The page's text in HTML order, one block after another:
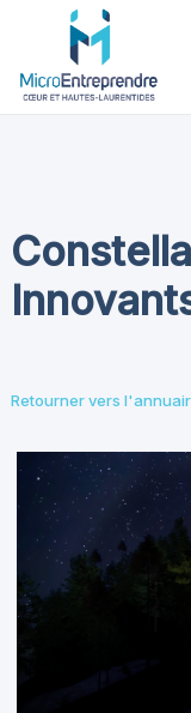
Retourner vers